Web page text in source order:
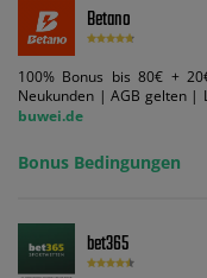
Betano
100% Bonus bis 80€ +
Neukunden | AGB gelten |
buwei.de
Bonus Bedingungen
bet365